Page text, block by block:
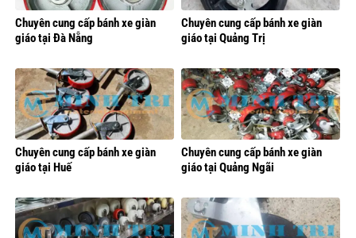
Chuyên cung cấp bánh xe giàn
giáo tại Đà Nẵng
Chuyên cung cấp bánh xe giàn
giáo tại Quảng Trị
Chuyên cung cấp bánh xe giàn
giáo tại Huế
Chuyên cung cấp bánh xe giàn
giáo tại Quảng Ngãi